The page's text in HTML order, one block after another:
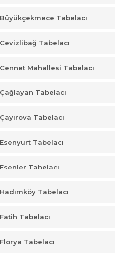
Büyükçekmece Tabelacı
Cevizlibağ Tabelacı
Cennet Mahallesi Tabelacı
Çağlayan Tabelacı
Çayırova Tabelacı
Esenyurt Tabelacı
Esenler Tabelacı
Hadımköy Tabelacı
Fatih Tabelacı
Florya Tabelacı